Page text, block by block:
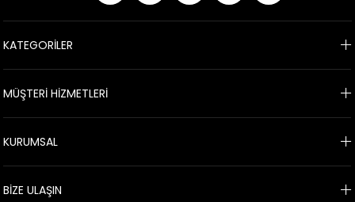
KATEGORİLER
MÜŞTERİ HİZMETLERİ
KURUMSAL
BİZE ULAŞIN